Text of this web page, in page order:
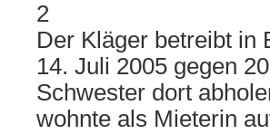
2
Der Kläger betreibt in
14. Juli 2005 gegen
Schwester dort
wohnte als Mieterin